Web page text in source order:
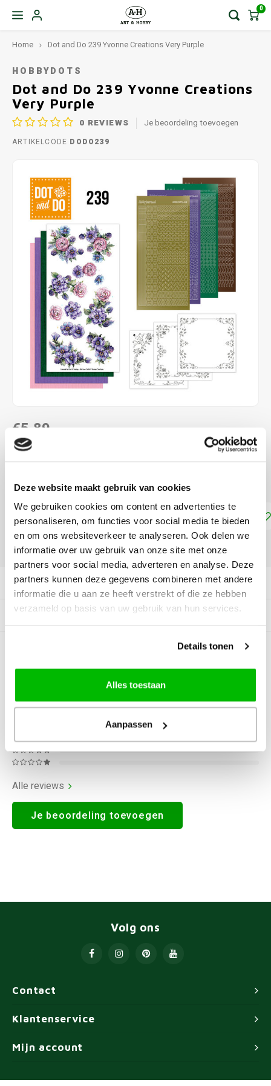
Deze website maakt gebruik van cookies
We gebruiken cookies om content en advertenties te
personaliseren, om functies voor social media te bieden
en om ons websiteverkeer te analyseren. Ook delen we
informatie over uw gebruik van onze site met onze
partners voor social media, adverteren en analyse. Deze
partners kunnen deze gegevens combineren met andere
informatie die u aan ze heeft verstrekt of die ze hebben
verzameld op basis van uw gebruik van hun services.
Details tonen
Alles toestaan
Aanpassen
0
Home Dot and Do 239 Yvonne Creations Very Purple
HOBBYDOTS
Dot and Do 239 Yvonne Creations
Very Purple
0 REVIEWS Je beoordeling toevoegen
ARTIKELCODE DODO239
€5,89
DIRECT LEVERBAAR
Maak 3 kaarten met Hobbydots stickers kerst
Toevoegen aan winkelwagen
DELEN:
Productomschrijving
Gerelateerde producten
BEOORDELINGEN
Alle reviews
Je beoordeling toevoegen
Contact
Volg ons
Klantenservice
Mijn account